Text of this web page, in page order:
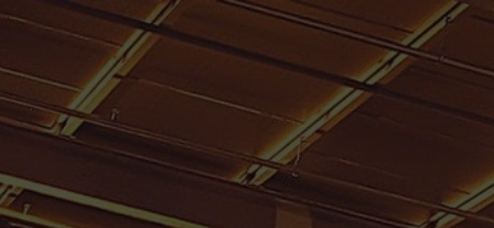
RHUM CARAIBES.